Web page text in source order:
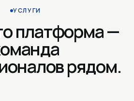
УСЛУГИ
платформа —
рядом.